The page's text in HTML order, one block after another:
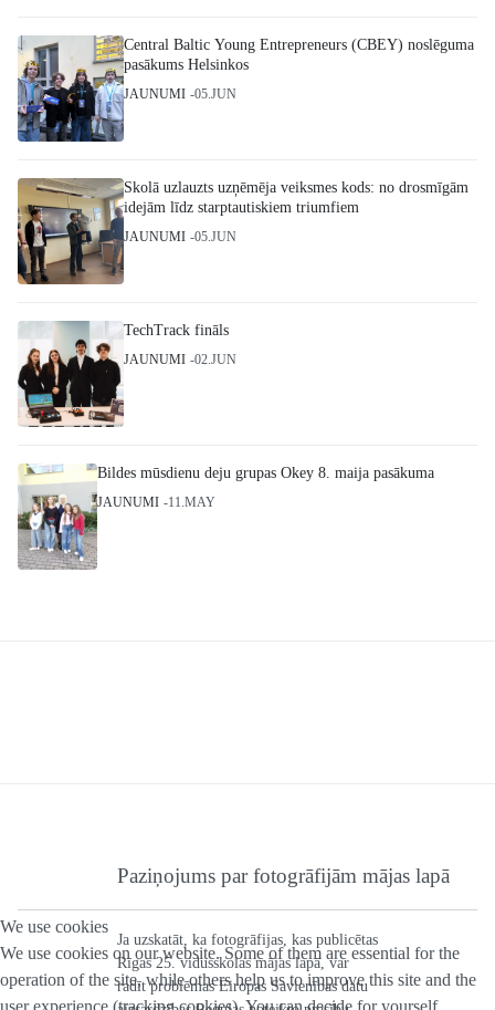
Central Baltic Young Entrepreneurs (CBEY) noslēguma
pasākums Helsinkos
JAUNUMI 05.JUN
Skolā uzlauzts uzņēmēja veiksmes kods: no drosmīgām
idejām līdz starptautiskiem triumfiem
JAUNUMI 05.JUN
TechTrack fināls
JAUNUMI 02.JUN
Bildes mūsdienu deju grupas Okey 8. maija pasākuma
JAUNUMI 11.MAY
Paziņojums par fotogrāfijām mājas lapā
Ja uzskatāt, ka fotogrāfijas, kas publicētas
Rīgas 25. vidusskolas mājas lapā, var
radīt problēmas Eiropas Savienības datu
We use cookies
We use cookies on our website. Some of them are essential for the
operation of the site, while others help us to improve this site and the
user experience (tracking cookies). You can decide for yourself